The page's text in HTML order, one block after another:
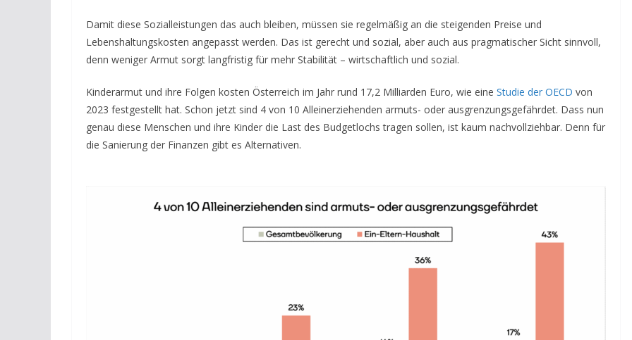
Damit diese Sozialleistungen das auch bleiben, müssen sie regelmäßig an die steigenden Preise und
Lebenshaltungskosten angepasst werden. Das ist gerecht und sozial, aber auch aus pragmatischer Sicht sinnvoll,
denn weniger Armut sorgt langfristig für mehr Stabilität – wirtschaftlich und sozial.
Kinderarmut und ihre Folgen kosten Österreich im Jahr rund 17,2 Milliarden Euro, wie eine Studie der OECD von
2023 festgestellt hat. Schon jetzt sind 4 von 10 Alleinerziehenden armuts- oder ausgrenzungsgefährdet. Dass nun
genau diese Menschen und ihre Kinder die Last des Budgetlochs tragen sollen, ist kaum nachvollziehbar. Denn für
die Sanierung der Finanzen gibt es Alternativen.